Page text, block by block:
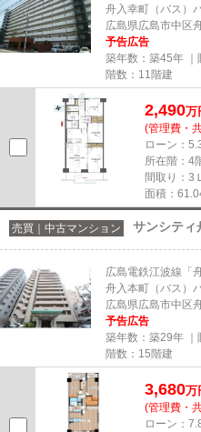
舟入幸町（バス）
広島県広島市中区
予告広告
築年数：築45年 ｜
階数：11階建
2,490万
(管理費・
ローン：
所在階：4
間取り：3
面積：
売買｜中古マンション サンシティ
広島電鉄江波線「
舟入本町（バス）
広島県広島市中区
予告広告
築年数：築29年 ｜
階数：15階建
3,680万
(管理費・
ローン：